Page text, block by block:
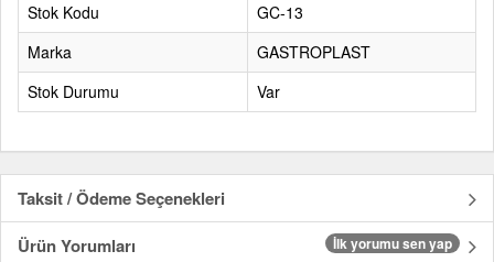
Stok Kodu
GC-13
Marka
GASTROPLAST
Stok Durumu
Var
Taksit / Ödeme Seçenekleri
Ürün Yorumları
İlk yorumu sen yap